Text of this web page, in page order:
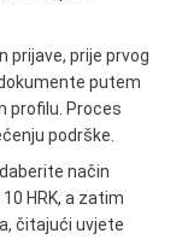
prijave, prije prvog
putem
profilu. Proces
podrške.
način
HRK, a zatim
čitajući uvjete